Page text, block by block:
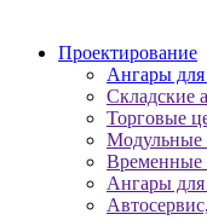
Проектирование
Ангары для
Складские
Торговые
Модульные
Временные
Ангары